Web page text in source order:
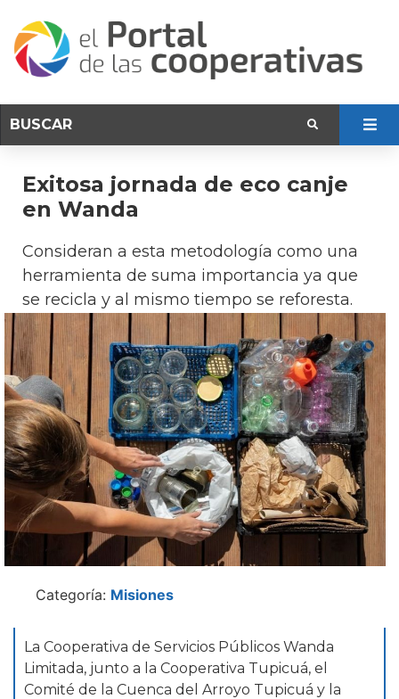
Exitosa jornada de eco canje
en Wanda
Consideran a esta metodología como una
herramienta de suma importancia ya que
se recicla y al mismo tiempo se reforesta.
Categoría: Misiones
La Cooperativa de Servicios Públicos Wanda
Limitada, junto a la Cooperativa Tupicuá, el
Comité de la Cuenca del Arroyo Tupicuá y la